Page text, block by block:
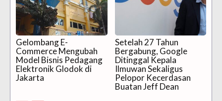
Gelombang E-
Commerce Mengubah
Model Bisnis Pedagang
Elektronik Glodok di
Jakarta
Setelah 27 Tahun
Bergabung, Google
Ditinggal Kepala
Ilmuwan Sekaligus
Pelopor Kecerdasan
Buatan Jeff Dean